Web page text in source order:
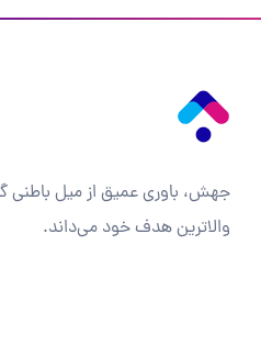
جهش، باوری عمیق از میل باطنی
والاترین هدف خود می‌داند.